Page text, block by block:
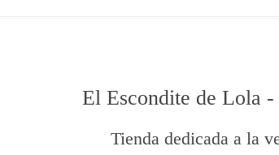
El Escondite de Lola -
Tienda dedicada a la